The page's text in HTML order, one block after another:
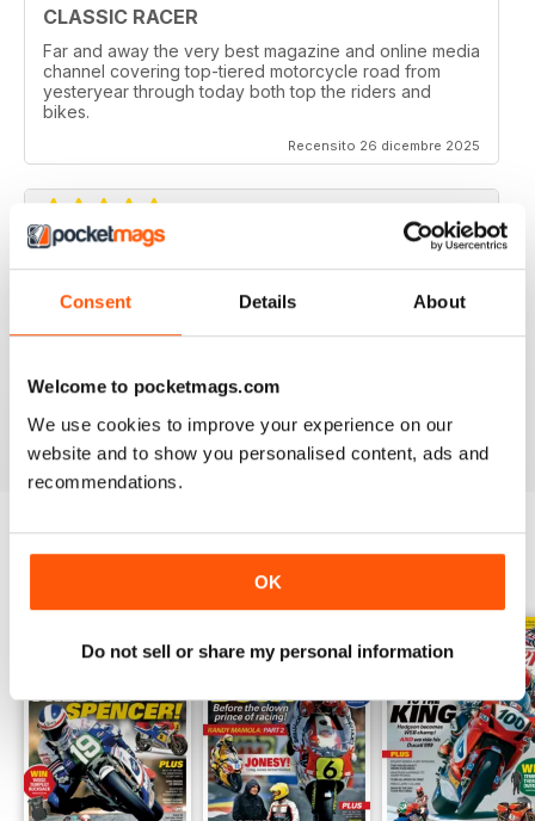
Consent Details About
Welcome to pocketmags.com
We use cookies to improve your experience on our
website and to show you personalised content, ads and
recommendations.
OK
Do not sell or share my personal information
CLASSIC RACER
Far and away the very best magazine and online media
channel covering top-tiered motorcycle road from
yesteryear through today both top the riders and
bikes.
Recensito 26 dicembre 2025
CLASSIC RACER MAG
Classic Racer Mag is one of the few periodicals on the
Recensito 07 luglio 2019